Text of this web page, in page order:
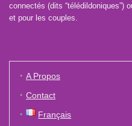
connectés (dits “télédildoniques”)
et pour les couples.
A Propos
Contact
Français